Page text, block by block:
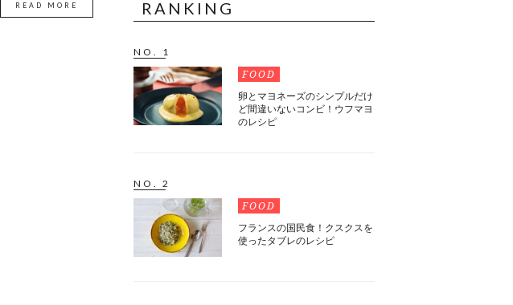
READ MORE RANKING
NO. 1
FOOD
卵とマヨネーズのシンプルだけ
ど間違いないコンビ！ウフマヨ
のレシピ
NO. 2
FOOD
フランスの国民食！クスクスを
使ったタブレのレシピ